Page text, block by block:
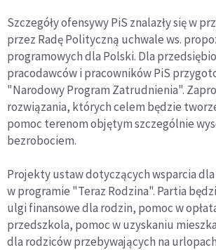
Szczegóły ofensywy PiS znalazły się w
przez Radę Polityczną uchwale ws.
programowych dla Polski. Dla
pracodawców i pracowników PiS
"Narodowy Program Zatrudnienia".
rozwiązania, których celem będzie
pomoc terenom objętym szczególnie
bezrobociem.
Projekty ustaw dotyczących wsparcia
w programie "Teraz Rodzina". Partia
ulgi finansowe dla rodzin, pomoc w
przedszkola, pomoc w uzyskaniu
dla rodziców przebywających na